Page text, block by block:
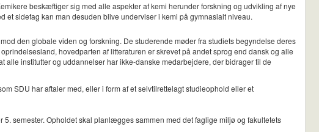
beskæftiger sig med alle aspekter af kemi herunder forskning og udvikling af nye
sidefag kan man desuden blive underviser i kemi på gymnasialt niveau.
den globale viden og forskning. De studerende møder fra studiets begyndelse deres
hovedparten af litteraturen er skrevet på andet sprog end dansk og alle
institutter og uddannelser har ikke-danske medarbejdere, der bidrager til de
SDU har aftaler med, eller i form af et selvtilrettelagt studieophold eller et
semester. Opholdet skal planlægges sammen med det faglige miljø og fakultetets